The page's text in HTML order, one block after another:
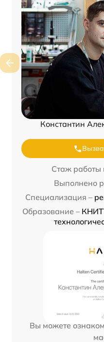
Константин
Стаж работы
Выполнено
Специализация –
Образование –
Вы можете